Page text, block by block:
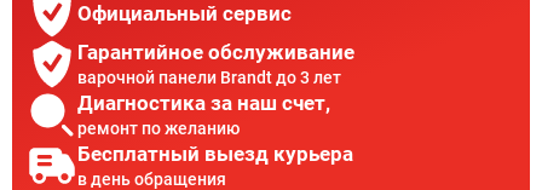
Официальный сервис
Гарантийное обслуживание
варочной панели Brandt до 3 лет
Диагностика за наш счет,
ремонт по желанию
Бесплатный выезд курьера
в день обращения